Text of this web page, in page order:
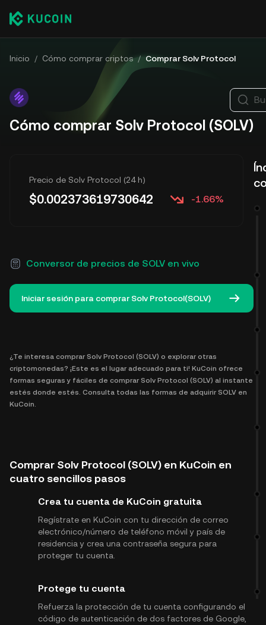
Inicio / Cómo comprar criptos / Comprar Solv Protocol
Cómo comprar Solv Protocol (SOLV)
Precio de Solv Protocol (24 h)
$0.002373619730642 -1.66%
Conversor de precios de SOLV en vivo
Iniciar sesión para comprar Solv Protocol(SOLV)
¿Te interesa comprar Solv Protocol (SOLV) o explorar otras
criptomonedas? ¡Este es el lugar adecuado para ti! KuCoin ofrece
formas seguras y fáciles de comprar Solv Protocol (SOLV) al instante
estés donde estés. Consulta todas las formas de adquirir SOLV en
KuCoin.
Comprar Solv Protocol (SOLV) en KuCoin en
cuatro sencillos pasos
Crea tu cuenta de KuCoin gratuita
Regístrate en KuCoin con tu dirección de correo
electrónico/número de teléfono móvil y país de
residencia y crea una contraseña segura para
proteger tu cuenta.
Protege tu cuenta
Refuerza la protección de tu cuenta configurando el
código de autenticación de dos factores de Google,